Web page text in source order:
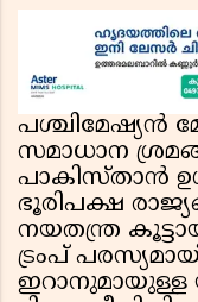
പശ്ചിമേഷ്യൻ
സമാധാന
പാകിസ്താൻ
ഭൂരിപക്ഷ
നയതന്ത്ര
ട്രംപ്
ഇറാനുമായുള്ള